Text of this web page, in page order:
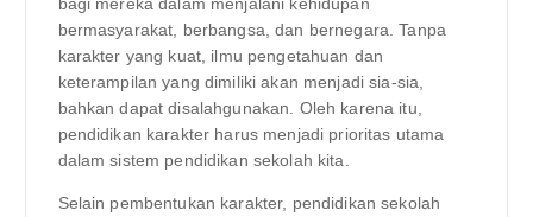
bermasyarakat, berbangsa, dan bernegara. Tanpa
karakter yang kuat, ilmu pengetahuan dan
keterampilan yang dimiliki akan menjadi sia-sia,
bahkan dapat disalahgunakan. Oleh karena itu,
pendidikan karakter harus menjadi prioritas utama
dalam sistem pendidikan sekolah kita.
Selain pembentukan karakter, pendidikan sekolah